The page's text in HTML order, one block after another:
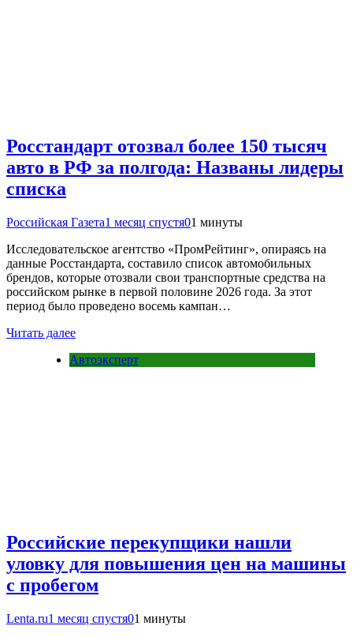
Росстандарт отозвал более 150 тысяч
авто в РФ за полгода: Названы лидеры
списка
Российская Газета1 месяц спустя01 минуты
Исследовательское агентство «ПромРейтинг», опираясь на
данные Росстандарта, составило список автомобильных
брендов, которые отозвали свои транспортные средства на
российском рынке в первой половине 2026 года. За этот
период было проведено восемь кампан…
Читать далее
Автоэксперт
Российские перекупщики нашли
уловку для повышения цен на машины
с пробегом
Lenta.ru1 месяц спустя01 минуты